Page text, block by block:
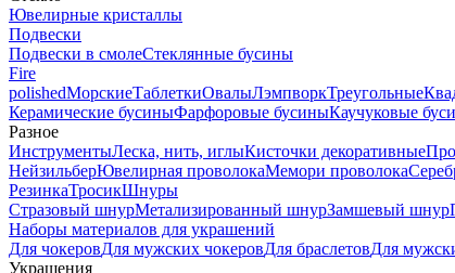
Ювелирные кристаллы
Подвески
Подвески в смолеСтеклянные бусины
Fire
polishedМорскиеТаблеткиОвалыЛэмпворкТреугольные
Керамические бусиныФарфоровые бусиныКаучуковые
Разное
ИнструментыЛеска, нить, иглыКисточки декоративные
НейзильберЮвелирная проволокаМемори проволока
РезинкаТросикШнуры
Стразовый шнурМетализированный шнурЗамшевый шнур
Наборы материалов для украшений
Для чокеровДля мужских чокеровДля браслетовДля
Украшения